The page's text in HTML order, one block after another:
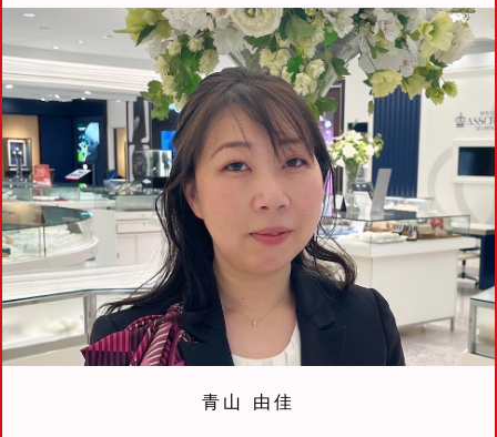
青山 由佳